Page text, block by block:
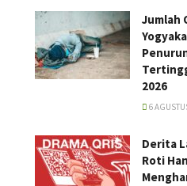
Jumlah
2026
6
Derita
Roti